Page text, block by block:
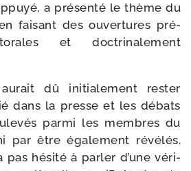
a pré­sen­té le thème du
fai­sant des ouver­tures pré­
et doc­tri­na­le­ment
dû ini­tia­le­ment res­ter
dans la presse et les débats
par­mi les membres du
par être éga­le­ment révé­lés.
pas hési­té à par­ler d’une véri­